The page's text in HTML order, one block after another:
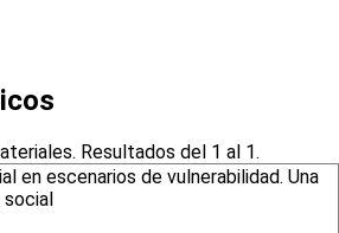
Resultados del 1 al 1.